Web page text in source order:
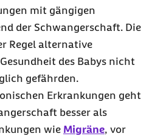
mit gängigen
der Schwangerschaft. Die
Regel alternative
des Babys nicht
gefährden.
Erkrankungen geht
besser als
wie Migräne, vor